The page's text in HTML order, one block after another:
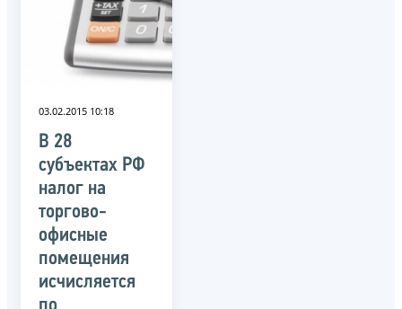
03.02.2015 10:18
В 28
субъектах РФ
налог на
торгово-
офисные
помещения
исчисляется